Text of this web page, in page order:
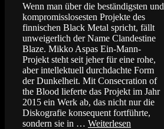
Wenn man über die beständigsten und
kompromisslosesten Projekte des
finnischen Black Metal spricht, fällt
unweigerlich der Name Clandestine
Blaze. Mikko Aspas Ein-Mann-
Projekt steht seit jeher für eine rohe,
aber intellektuell durchdachte Form
der Dunkelheit. Mit Consecration of
the Blood lieferte das Projekt im Jahr
2015 ein Werk ab, das nicht nur die
Diskografie konsequent fortführte,
sondern sie in … Weiterlesen